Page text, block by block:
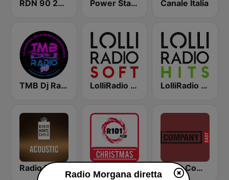
RDN 90 2000 Dance Hits Power Station Italy Canale Italia
TMB Dj Radio 90 LolliRadio Soft LolliRadio Hits
Radio Company Easy
Radio Morgana diretta